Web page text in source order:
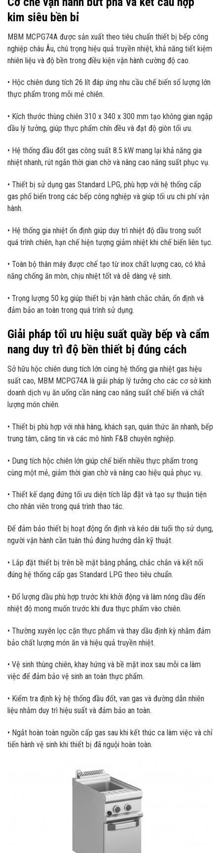
kim siêu bền bỉ
MBM MCPG74A được sản xuất theo tiêu chuẩn thiết bị bếp công
nghiệp châu Âu, chú trọng hiệu quả truyền nhiệt, khả năng tiết kiệm
nhiên liệu và độ bền trong điều kiện vận hành cường độ cao.
• Hộc chiên dung tích 26 lít đáp ứng nhu cầu chế biến số lượng lớn
thực phẩm trong mỗi mẻ chiên.
• Kích thước thùng chiên 310 x 340 x 300 mm tạo không gian ngập
dầu lý tưởng, giúp thực phẩm chín đều và đạt độ giòn tối ưu.
• Hệ thống đầu đốt gas công suất 8.5 kW mang lại khả năng gia
nhiệt nhanh, rút ngắn thời gian chờ và nâng cao năng suất phục vụ.
• Thiết bị sử dụng gas Standard LPG, phù hợp với hệ thống cấp
gas phổ biến trong các bếp công nghiệp và giúp tối ưu chi phí vận
hành.
• Hệ thống gia nhiệt ổn định giúp duy trì nhiệt độ dầu trong suốt
quá trình chiên, hạn chế hiện tượng giảm nhiệt khi chế biến liên tục.
• Toàn bộ thân máy được chế tạo từ inox chất lượng cao, có khả
năng chống ăn mòn, chịu nhiệt tốt và dễ dàng vệ sinh.
• Trọng lượng 50 kg giúp thiết bị vận hành chắc chắn, ổn định và
đảm bảo an toàn trong quá trình sử dụng.
Giải pháp tối ưu hiệu suất quầy bếp và cẩm
nang duy trì độ bền thiết bị đúng cách
Sở hữu hộc chiên dung tích lớn cùng hệ thống gia nhiệt gas hiệu
suất cao, MBM MCPG74A là giải pháp lý tưởng cho các cơ sở kinh
doanh dịch vụ ăn uống cần nâng cao năng suất chế biến và chất
lượng món chiên.
• Thiết bị phù hợp với nhà hàng, khách sạn, quán thức ăn nhanh, bếp
trung tâm, căng tin và các mô hình F&B chuyên nghiệp.
• Dung tích hộc chiên lớn giúp chế biến nhiều thực phẩm trong
cùng một mẻ, giảm thời gian chờ và nâng cao hiệu quả phục vụ.
• Thiết kế dạng đứng tối ưu diện tích lắp đặt và tạo sự thuận tiện
cho nhân viên trong quá trình thao tác.
Để đảm bảo thiết bị hoạt động ổn định và kéo dài tuổi thọ sử dụng,
người vận hành cần tuân thủ đúng hướng dẫn kỹ thuật.
• Lắp đặt thiết bị trên bề mặt bằng phẳng, chắc chắn và kết nối
đúng hệ thống cấp gas Standard LPG theo tiêu chuẩn.
• Đổ lượng dầu phù hợp trước khi khởi động và làm nóng dầu đến
nhiệt độ mong muốn trước khi đưa thực phẩm vào chiên.
• Thường xuyên lọc cặn thực phẩm và thay dầu định kỳ nhằm đảm
bảo chất lượng món ăn và hiệu quả truyền nhiệt.
• Vệ sinh thùng chiên, khay hứng và bề mặt inox sau mỗi ca làm
việc để đảm bảo vệ sinh an toàn thực phẩm.
• Kiểm tra định kỳ hệ thống đầu đốt, van gas và đường dẫn nhiên
liệu nhằm duy trì hiệu suất và đảm bảo an toàn.
• Ngắt hoàn toàn nguồn cấp gas sau khi kết thúc ca làm việc và chỉ
tiến hành vệ sinh khi thiết bị đã nguội hoàn toàn.